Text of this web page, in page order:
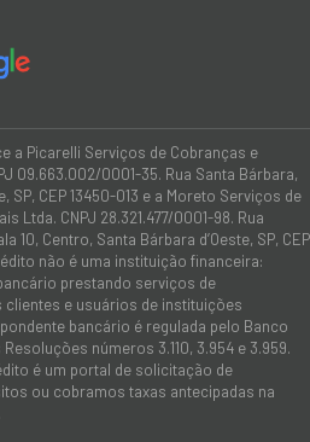
a Picarelli Serviços de Cobranças e
09.663.002/0001-35. Rua Santa Bárbara,
SP, CEP 13450-013 e a Moreto Serviços de
Ltda. CNPJ 28.321.477/0001-98. Rua
10, Centro, Santa Bárbara d’Oeste, SP, CEP
não é uma instituição financeira:
prestando serviços de
e usuários de instituições
bancário é regulada pelo Banco
números 3.110, 3.954 e 3.959.
é um portal de solicitação de
ou cobramos taxas antecipadas na